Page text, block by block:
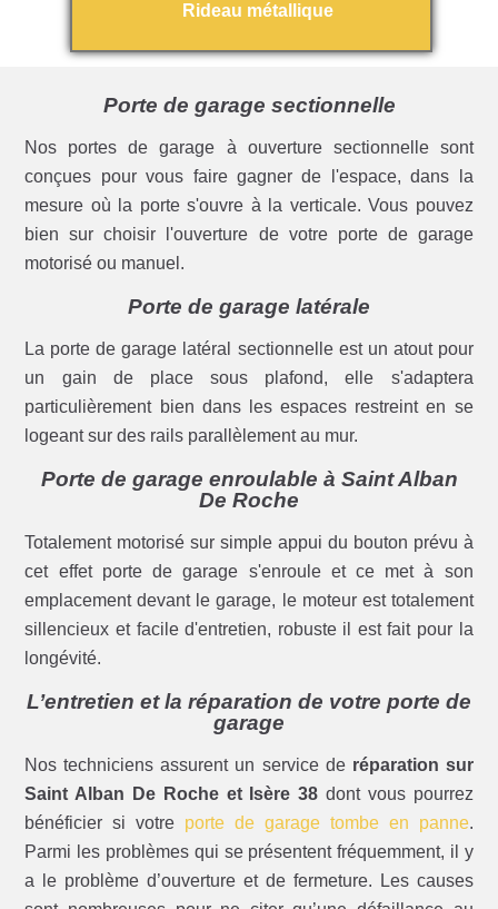
Rideau métallique
Porte de garage sectionnelle
Nos portes de garage à ouverture sectionnelle sont
conçues pour vous faire gagner de l'espace, dans la
mesure où la porte s'ouvre à la verticale. Vous pouvez
bien sur choisir l'ouverture de votre porte de garage
motorisé ou manuel.
Porte de garage latérale
La porte de garage latéral sectionnelle est un atout pour
un gain de place sous plafond, elle s'adaptera
particulièrement bien dans les espaces restreint en se
logeant sur des rails parallèlement au mur.
Porte de garage enroulable à Saint Alban
De Roche
Totalement motorisé sur simple appui du bouton prévu à
cet effet porte de garage s'enroule et ce met à son
emplacement devant le garage, le moteur est totalement
sillencieux et facile d'entretien, robuste il est fait pour la
longévité.
L’entretien et la réparation de votre porte de
garage
Nos techniciens assurent un service de réparation sur
Saint Alban De Roche et Isère 38 dont vous pourrez
bénéficier si votre porte de garage tombe en panne.
Parmi les problèmes qui se présentent fréquemment, il y
a le problème d’ouverture et de fermeture. Les causes